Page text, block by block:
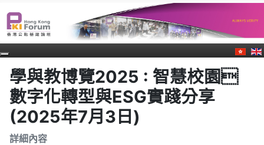
學與教博覽2025 : 智慧校園
數字化轉型與ESG實踐分享
(2025年7月3日)
詳細內容